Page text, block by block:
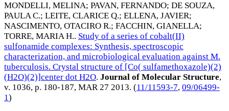
MONDELLI, MELINA; PAVAN, FERNANDO; DE SOUZA,
PAULA C.; LEITE, CLARICE Q.; ELLENA, JAVIER;
NASCIMENTO, OTACIRO R.; FACCHIN, GIANELLA;
TORRE, MARIA H.. Study of a series of cobalt(II)
sulfonamide complexes: Synthesis, spectroscopic
characterization, and microbiological evaluation against M.
tuberculosis. Crystal structure of [Co( sulfamethoxazole)(2)
(H2O)(2)]center dot H2O. Journal of Molecular Structure,
v. 1036, p. 180-187, MAR 27 2013. (11/11593-7, 09/06499-
1)